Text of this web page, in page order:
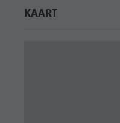
KAART